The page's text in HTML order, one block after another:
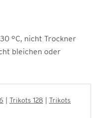
°C, nicht Trockner
bleichen oder
Trikots 128
Trikots